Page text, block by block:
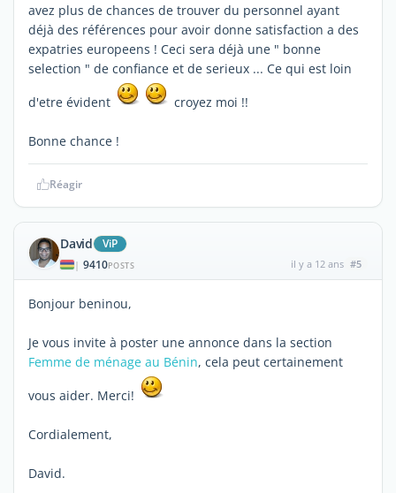
avez plus de chances de trouver du personnel ayant
déjà des références pour avoir donne satisfaction a des
expatries europeens ! Ceci sera déjà une " bonne
selection " de confiance et de serieux ... Ce qui est loin
d'etre évident
croyez moi !!
Bonne chance !
Réagir
David ViP
| 9410POSTS il y a 12 ans #5
Bonjour beninou,
Je vous invite à poster une annonce dans la section
Femme de ménage au Bénin, cela peut certainement
vous aider. Merci!
Cordialement,
David.